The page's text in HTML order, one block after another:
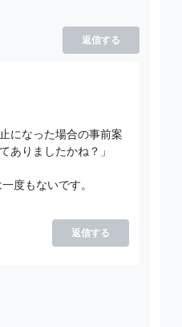
返信する
になった場合の事前案
ありましたかね？」
度もないです。
返信する